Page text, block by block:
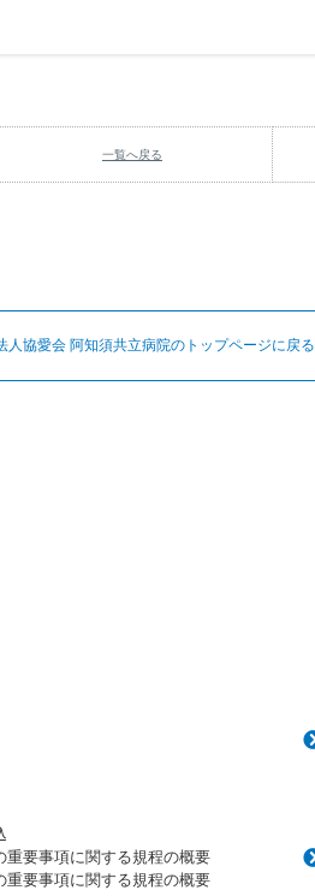
一覧へ戻る
人協愛会 阿知須共立病院のトップページに戻る
重要事項に関する規程の概要
重要事項に関する規程の概要